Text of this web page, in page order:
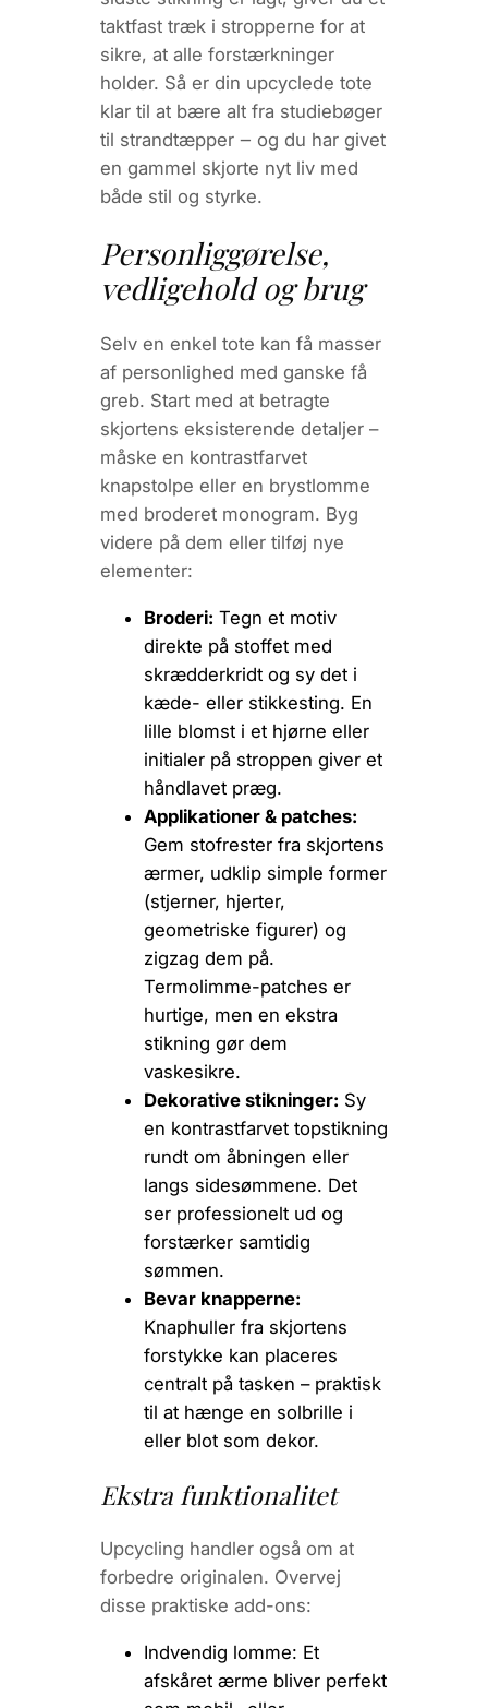
taktfast træk i stropperne for at
sikre, at alle forstærkninger
holder. Så er din upcyclede tote
klar til at bære alt fra studiebøger
til strandtæpper ‒ og du har givet
en gammel skjorte nyt liv med
både stil og styrke.
Personliggørelse,
vedligehold og brug
Selv en enkel tote kan få masser
af personlighed med ganske få
greb. Start med at betragte
skjortens eksisterende detaljer –
måske en kontrastfarvet
knapstolpe eller en brystlomme
med broderet monogram. Byg
videre på dem eller tilføj nye
elementer:
Broderi: Tegn et motiv
direkte på stoffet med
skrædderkridt og sy det i
kæde- eller stikkesting. En
lille blomst i et hjørne eller
initialer på stroppen giver et
håndlavet præg.
Applikationer & patches:
Gem stofrester fra skjortens
ærmer, udklip simple former
(stjerner, hjerter,
geometriske figurer) og
zigzag dem på.
Termolimme-patches er
hurtige, men en ekstra
stikning gør dem
vaskesikre.
Dekorative stikninger: Sy
en kontrastfarvet topstikning
rundt om åbningen eller
langs sidesømmene. Det
ser professionelt ud og
forstærker samtidig
sømmen.
Bevar knapperne:
Knaphuller fra skjortens
forstykke kan placeres
centralt på tasken – praktisk
til at hænge en solbrille i
eller blot som dekor.
Ekstra funktionalitet
Upcycling handler også om at
forbedre originalen. Overvej
disse praktiske add-ons:
Indvendig lomme: Et
afskåret ærme bliver perfekt